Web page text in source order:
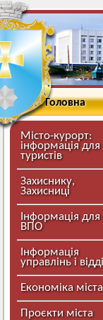
Головна
Місто-курорт:
інформація для
туристів
Захиснику,
Захисниці
Інформація для
ВПО
Інформація
управлінь і
Економіка міста
Проєкти міста